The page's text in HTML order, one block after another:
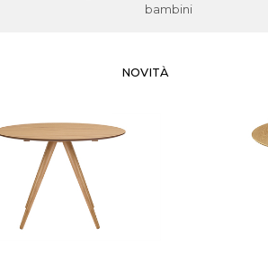
bambini
NOVITÀ